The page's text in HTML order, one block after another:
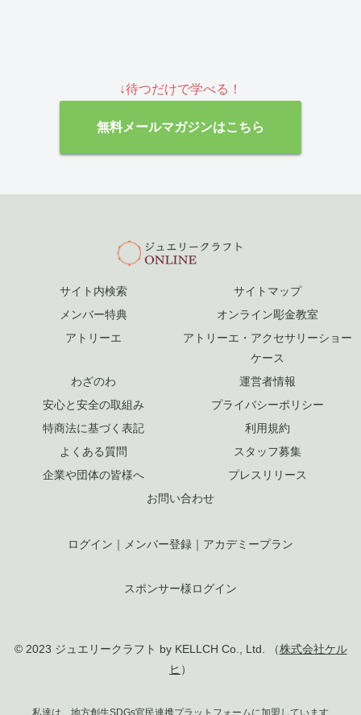
↓待つだけで学べる！
無料メールマガジンはこちら
サイト内検索
サイトマップ
メンバー特典
オンライン彫金教室
アトリーエ
アトリーエ・アクセサリーショー
ケース
わざのわ
運営者情報
安心と安全の取組み
プライバシーポリシー
特商法に基づく表記
利用規約
よくある質問
スタッフ募集
企業や団体の皆様へ
プレスリリース
お問い合わせ
ログイン ｜ メンバー登録 ｜ アカデミープラン
スポンサー様ログイン
© 2023 ジュエリークラフト by KELLCH Co., Ltd. （株式会社ケル
ヒ ）
私達は、地方創生SDGs官民連携プラットフォームに加盟しています